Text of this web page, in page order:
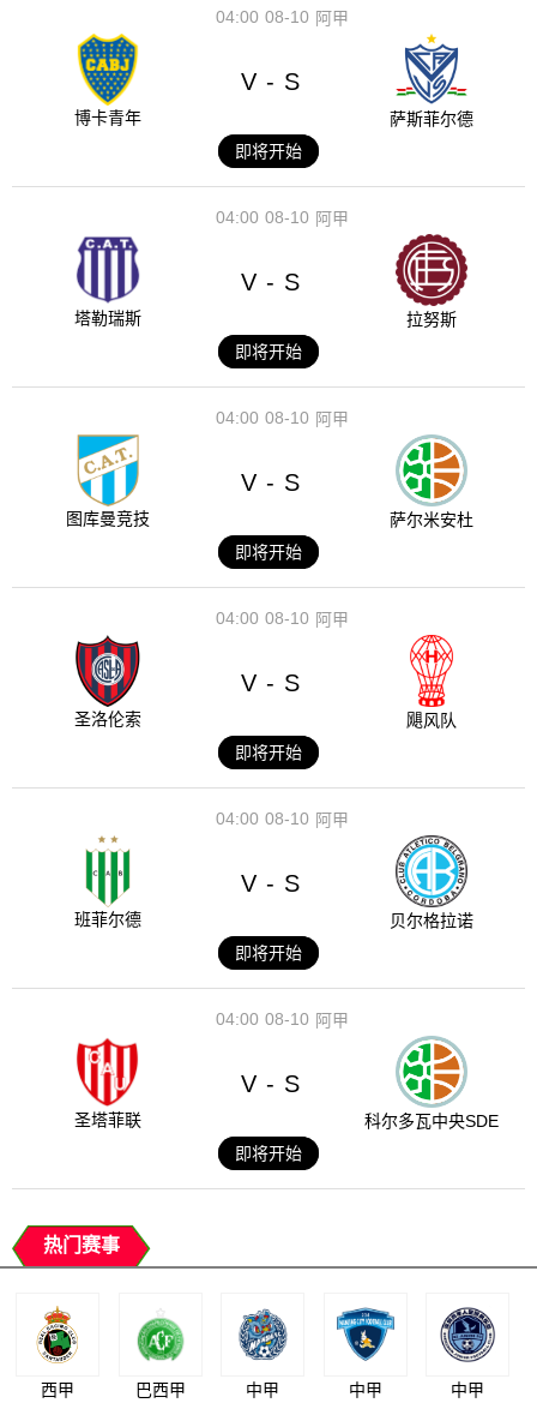
08-10
04:00 阿甲
博卡青年
V - S
萨斯菲尔德
即将开始
08-10
04:00 阿甲
塔勒瑞斯
V - S
拉努斯
即将开始
08-10
04:00 阿甲
图库曼竞技
V - S
萨尔米安杜
即将开始
08-10
04:00 阿甲
圣洛伦索
V - S
飓风队
即将开始
08-10
04:00 阿甲
班菲尔德
V - S
贝尔格拉诺
即将开始
08-10
04:00 阿甲
圣塔菲联
V - S
科尔多瓦中央SDE
即将开始
热门赛事
西甲 巴西甲 中甲 中甲 中甲